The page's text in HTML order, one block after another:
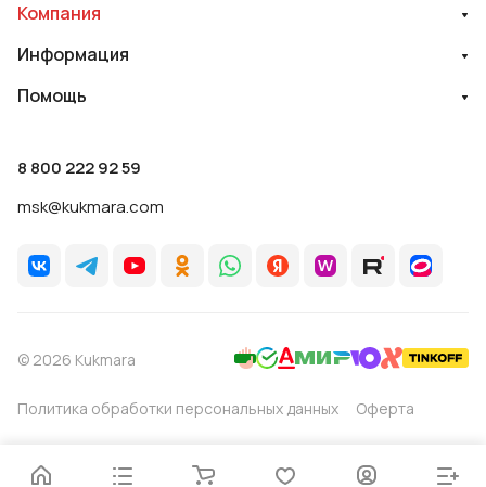
Компания
Информация
Помощь
8 800 222 92 59
msk@kukmara.com
© 2026 Kukmara
Политика обработки персональных данных Оферта